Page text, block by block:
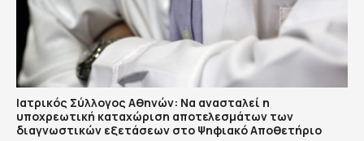
Ιατρικός Σύλλογος Αθηνών: Να ανασταλεί η
υποχρεωτική καταχώριση αποτελεσμάτων των
διαγνωστικών εξετάσεων στο Ψηφιακό Αποθετήριο